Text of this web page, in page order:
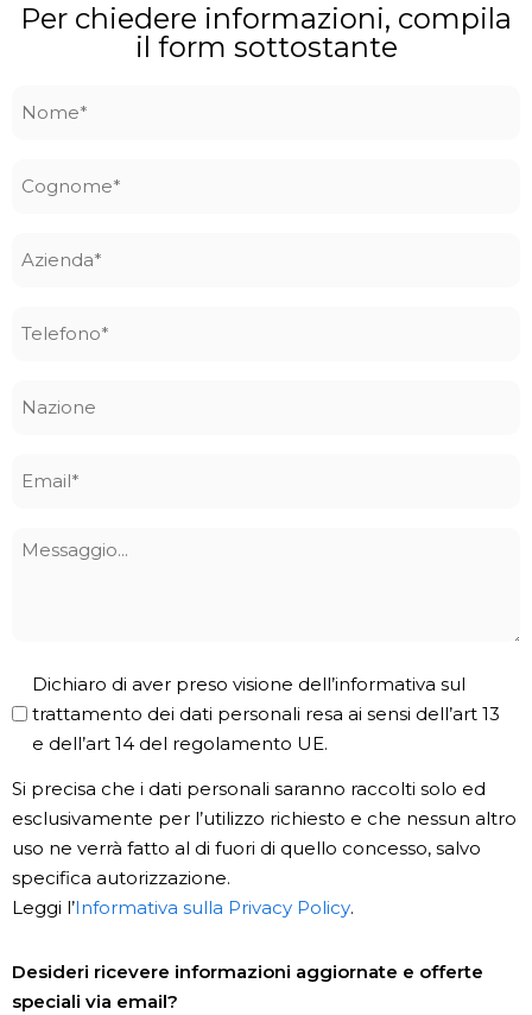
Per chiedere informazioni, compila
il form sottostante
Messaggio
Privacy
Policy
Dichiaro di aver preso visione dell’informativa sul
trattamento dei dati personali resa ai sensi dell’art 13
e dell’art 14 del regolamento UE.
Si precisa che i dati personali saranno raccolti solo ed
esclusivamente per l’utilizzo richiesto e che nessun altro
uso ne verrà fatto al di fuori di quello concesso, salvo
specifica autorizzazione.
Leggi l’Informativa sulla Privacy Policy.
Desideri ricevere informazioni aggiornate e offerte
speciali via email?